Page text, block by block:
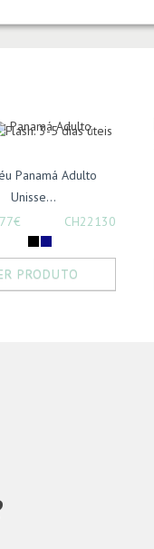
Panamá Adulto
Unisse...
CH22130
PRODUTO